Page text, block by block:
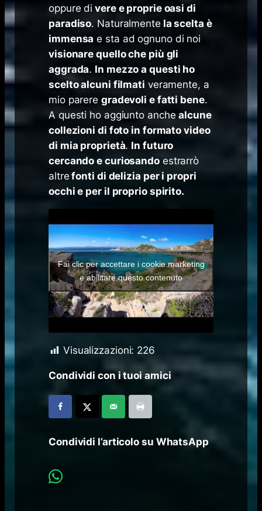
oppure di vere e proprie oasi di
paradiso. Naturalmente la scelta è
immensa e sta ad ognuno di noi
visionare quello che più gli
aggrada. In mezzo a questi ho
scelto alcuni filmati veramente, a
mio parere gradevoli e fatti bene.
A questi ho aggiunto anchealcune
collezioni di foto in formato video
di mia proprietà. In futuro
cercando e curiosandoestrarrò
altre fonti di delizia per i propri
occhi e per il proprio spirito.
Fai clic per accettare i cookie marketing
e abilitare questo contenuto
Visualizzazioni: 226
Condividi con i tuoi amici
Condividi l’articolo su WhatsApp